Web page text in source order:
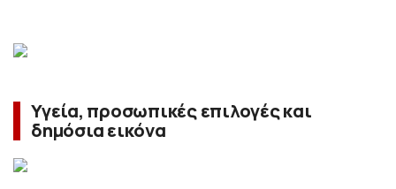
Υγεία, προσωπικές επιλογές και
δημόσια εικόνα